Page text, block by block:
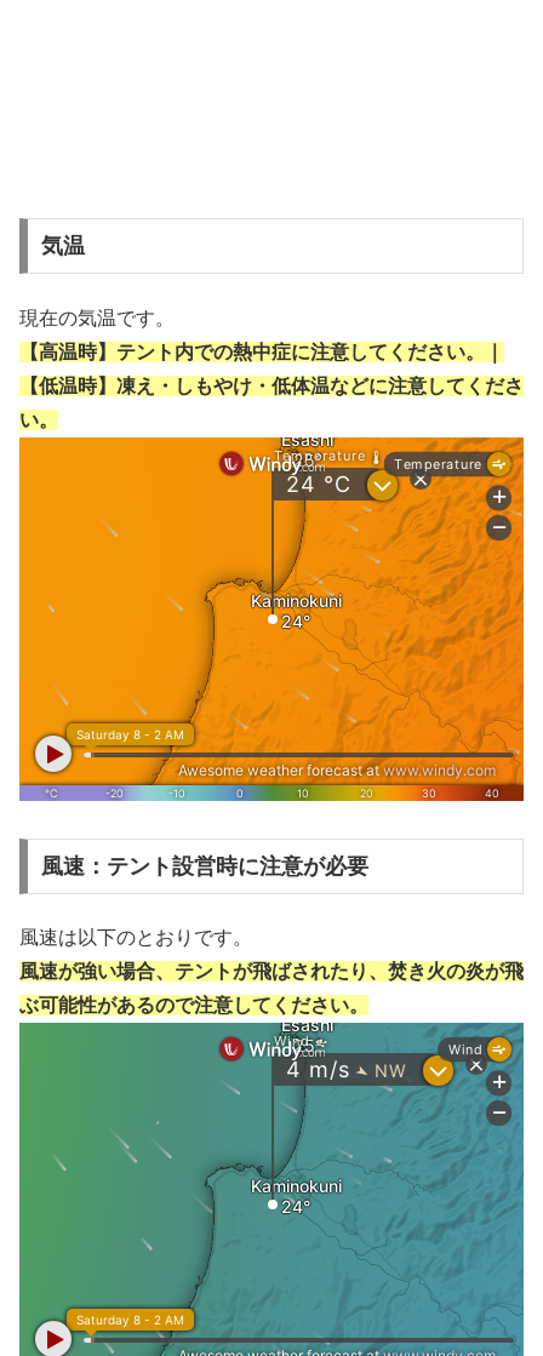
気温
現在の気温です。
【高温時】テント内での熱中症に注意してください。｜
【低温時】凍え・しもやけ・低体温などに注意してくださ
い。
風速：テント設営時に注意が必要
風速は以下のとおりです。
風速が強い場合、テントが飛ばされたり、焚き火の炎が飛
ぶ可能性があるので注意してください。